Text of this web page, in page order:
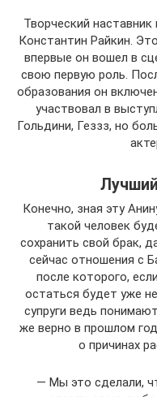
Творческий
Константин Райкин.
впервые он вошел в
свою первую роль.
образования он
участвовал в
Гольдини, Геззз, но
Конечно, зная эту
такой человек
сохранить свой брак,
сейчас отношения с
после которого,
остаться будет уже
супруги ведь
же верно в прошлом
о причинах
— Мы это сделали,